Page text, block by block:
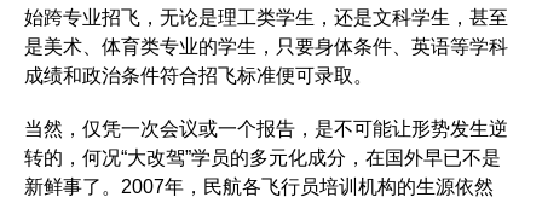
始跨专业招飞，无论是理工类学生，还是文科学生，甚至
是美术、体育类专业的学生，只要身体条件、英语等学科
成绩和政治条件符合招飞标准便可录取。
当然，仅凭一次会议或一个报告，是不可能让形势发生逆
转的，何况“大改驾”学员的多元化成分，在国外早已不是
新鲜事了。2007年，民航各飞行员培训机构的生源依然